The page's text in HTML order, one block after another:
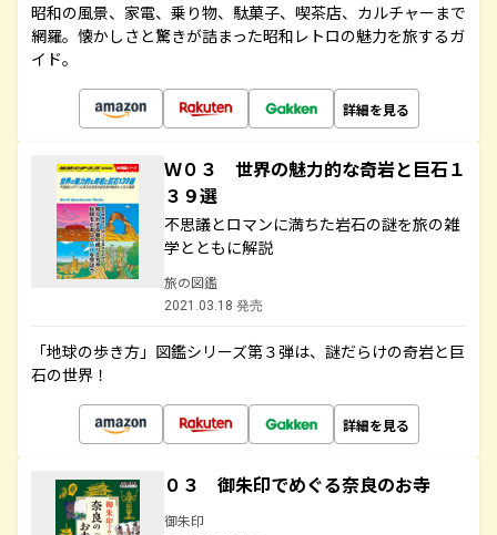
昭和の風景、家電、乗り物、駄菓子、喫茶店、カルチャーまで
網羅。懐かしさと驚きが詰まった昭和レトロの魅力を旅するガ
イド。
詳細を見る
Ｗ０３ 世界の魅力的な奇岩と巨石１
３９選
不思議とロマンに満ちた岩石の謎を旅の雑
学とともに解説
旅の図鑑
2021.03.18 発売
「地球の歩き方」図鑑シリーズ第３弾は、謎だらけの奇岩と巨
石の世界！
詳細を見る
０３ 御朱印でめぐる奈良のお寺
御朱印